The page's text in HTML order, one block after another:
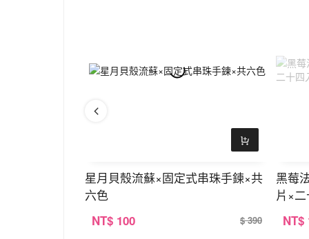
星月貝殼流蘇×固定式串珠手鍊×共
六色
NT$ 100 $ 390
黑莓
片×
NT$